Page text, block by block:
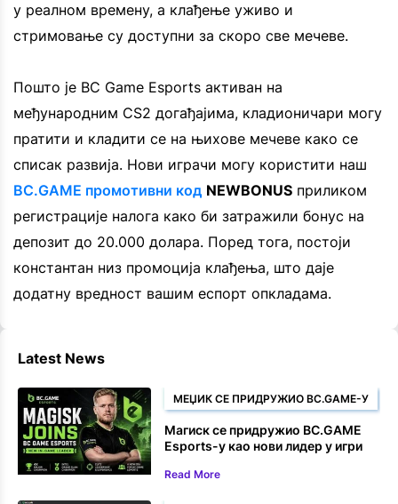
у реалном времену, а клађење уживо и
стримовање су доступни за скоро све мечеве.
Пошто је BC Game Esports активан на
међународним CS2 догађајима, кладионичари могу
пратити и кладити се на њихове мечеве како се
списак развија. Нови играчи могу користити наш
BC.GAME промотивни код NEWBONUS приликом
регистрације налога како би затражили бонус на
депозит до 20.000 долара. Поред тога, постоји
константан низ промоција клађења, што даје
додатну вредност вашим еспорт опкладама.
Latest News
МЕЏИК СЕ ПРИДРУЖИО BC.GAME-У
Магиск се придружио BC.GAME
Esports-у као нови лидер у игри
Read More